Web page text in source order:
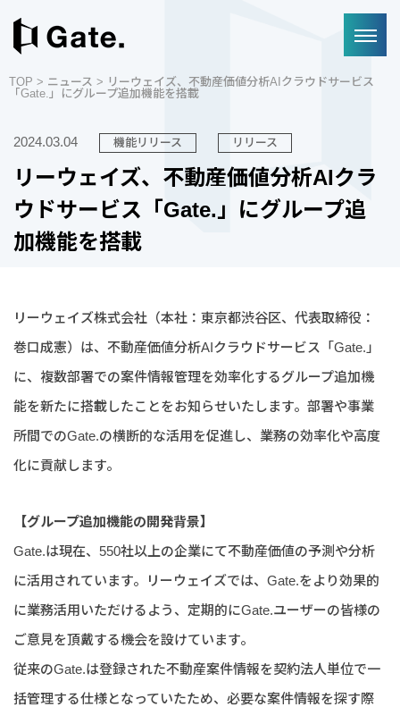
TOP > ニュース > リーウェイズ、不動産価値分析AIクラウドサービス
「Gate.」にグループ追加機能を搭載
2024.03.04 機能リリース リリース
リーウェイズ、不動産価値分析AIクラ
ウドサービス「Gate.」にグループ追
加機能を搭載
リーウェイズ株式会社（本社：東京都渋谷区、代表取締役：
巻口成憲）は、不動産価値分析AIクラウドサービス「Gate.」
に、複数部署での案件情報管理を効率化するグループ追加機
能を新たに搭載したことをお知らせいたします。部署や事業
所間でのGate.の横断的な活用を促進し、業務の効率化や高度
化に貢献します。
【グループ追加機能の開発背景】
Gate.は現在、550社以上の企業にて不動産価値の予測や分析
に活用されています。リーウェイズでは、Gate.をより効果的
に業務活用いただけるよう、定期的にGate.ユーザーの皆様の
ご意見を頂戴する機会を設けています。
従来のGate.は登録された不動産案件情報を契約法人単位で一
括管理する仕様となっていたため、必要な案件情報を探す際